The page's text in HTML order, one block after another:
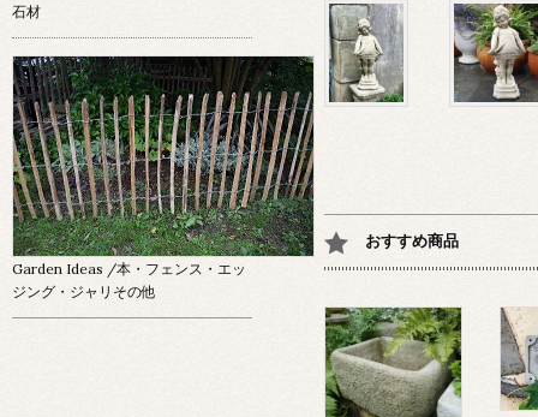
おすすめ商品
石材
Garden Ideas /本・フェンス・エッ
ジング・ジャリその他